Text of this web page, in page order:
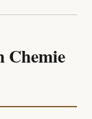
Chemie